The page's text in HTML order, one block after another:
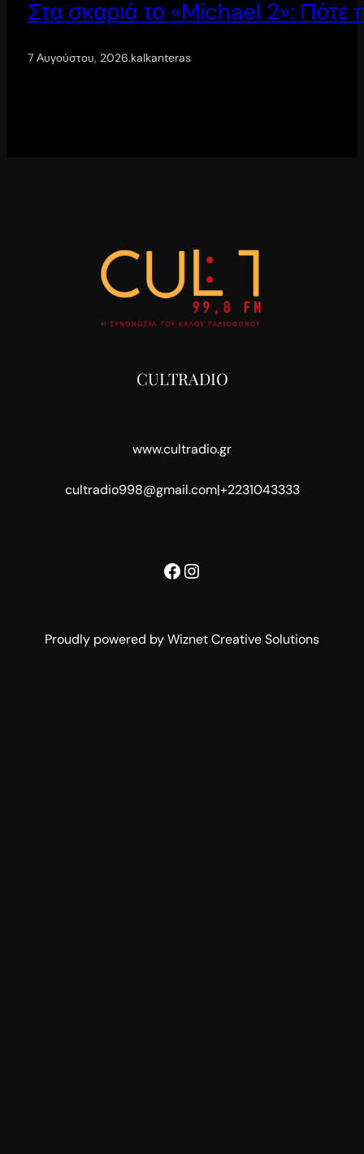
Στα σκαριά το «Michael 2»: Πότε
7 Αυγούστου, 2026.kalkanteras
CULTRADIO
www.cultradio.gr
cultradio998@gmail.com|+2231043333
Facebook
Instagram
Proudly powered by Wiznet Creative Solutions